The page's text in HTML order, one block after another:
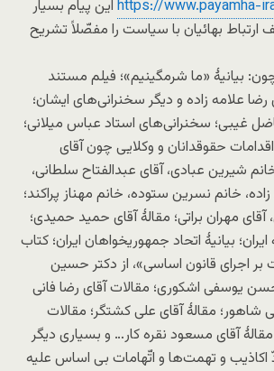
https://www.payamha- این پیام بسیار
بهائیان با سیاست را مفصّلاً تشریح
چون: بیانیۀ «ما شرمگینیم»؛ فیلم مستند
رضا علامه زاده و دیگر سخنرانی‌های ایشان؛
غیبی؛ سخنرانی‌های استاد عباس میلانی؛
حقوقدانان و وکلایی چون آقای
شیرین عبادی، آقای عبدالفتاح سلطانی،
خانم نسرین ستوده، خانم مهناز پراکند؛
مهران براتی؛ مقالۀ آقای حمید حمیدی؛
بیانیۀ اتحاد جمهوریخواهان ایران؛ کتاب
بر اجرای قانون اساسی»، از دکتر حسین
حسن یوسفی اشکوری؛ مقالات آقای رضا فانی
شاهور؛ مقالۀ آقای علی کشتگر؛ مقالات
آقای مسعود نقره کار… و بسیاری دیگر
اکاذیب و تهمت‌ها و اتّهامات بی اساس علیه